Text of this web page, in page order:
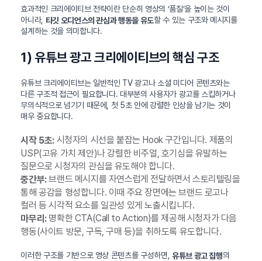
효과적인 크리에이티브 전략이란 단순히 영상의 ‘품질’을 높이는 것이
아니라, 타깃 오디언스의 관심과 행동을 유도할 수 있는 구조와 메시지를
설계하는 것을 의미합니다.
1) 유튜브 광고 크리에이티브의 핵심 구조
유튜브 크리에이티브는 일반적인 TV 광고나 소셜 미디어 콘텐츠와는
다른 구조적 접근이 필요합니다. 대부분의 사용자가 광고를 스킵하거나
무의식적으로 넘기기 때문에, 첫 5초 안에 강렬한 인상을 남기는 것이
매우 중요합니다.
시작 5초:시청자의 시선을 붙잡는 Hook 구간입니다. 제품의
USP(고유 가치 제안)나 강렬한 비주얼, 호기심을 유발하는
질문으로 시청자의 관심을 유도해야 합니다.
중간부:브랜드 메시지를 자연스럽게 전달하면서 스토리텔링을
통해 공감을 형성합니다. 이때 주요 장면에는 브랜드 로고나
컬러 등 시각적 요소를 일관성 있게 노출시킵니다.
마무리:명확한 CTA(Call to Action)를 제공해 시청자가 다음
행동(사이트 방문, 구독, 구매 등)을 취하도록 유도합니다.
이러한 구조를 기반으로 영상 콘텐츠를 구성하면, 유튜브 광고 집행의